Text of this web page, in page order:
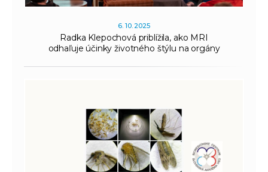
6. 10. 2025
Radka Klepochová priblížila, ako MRI
odhaľuje účinky životného štýlu na orgány